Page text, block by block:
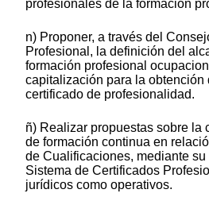
profesionales de la formación
n) Proponer, a través del
Profesional, la definición del
formación profesional
capitalización para la obtención
certificado de profesionalidad.
ñ) Realizar propuestas sobre la
de formación continua en
de Cualificaciones, mediante su
Sistema de Certificados
jurídicos como operativos.